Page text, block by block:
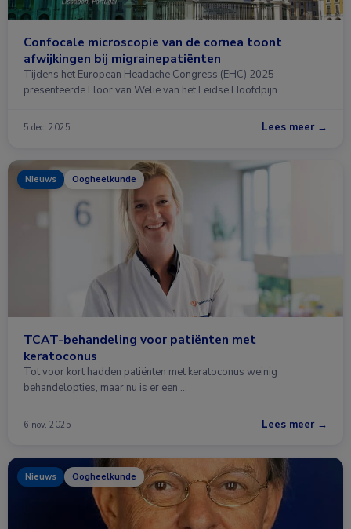
Confocale microscopie van de cornea toont
afwijkingen bij migrainepatiënten
Tijdens het European Headache Congress (EHC) 2025
presenteerde Floor van Welie van het Leidse Hoofdpijn …
5 dec. 2025 Lees meer →
Nieuws Oogheelkunde
TCAT-behandeling voor patiënten met
keratoconus
Tot voor kort hadden patiënten met keratoconus weinig
behandelopties, maar nu is er een …
6 nov. 2025 Lees meer →
Nieuws Oogheelkunde